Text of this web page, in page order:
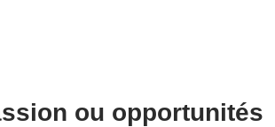
ou opportunités